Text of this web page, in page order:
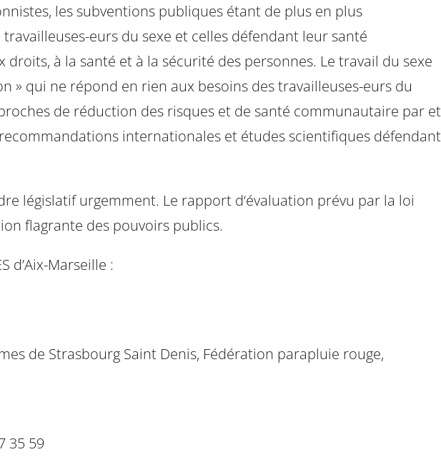
les subventions publiques étant de plus en plus
eurs du sexe et celles défendant leur santé
à la santé et à la sécurité des personnes. Le travail du sexe
qui ne répond en rien aux besoins des travailleuses-eurs du
de réduction des risques et de santé communautaire par et
internationales et études scientifiques défendant
législatif urgemment. Le rapport d‘évaluation prévu par la loi
flagrante des pouvoirs publics.
d’Aix-Marseille :
de Strasbourg Saint Denis, Fédération parapluie rouge,
35 59